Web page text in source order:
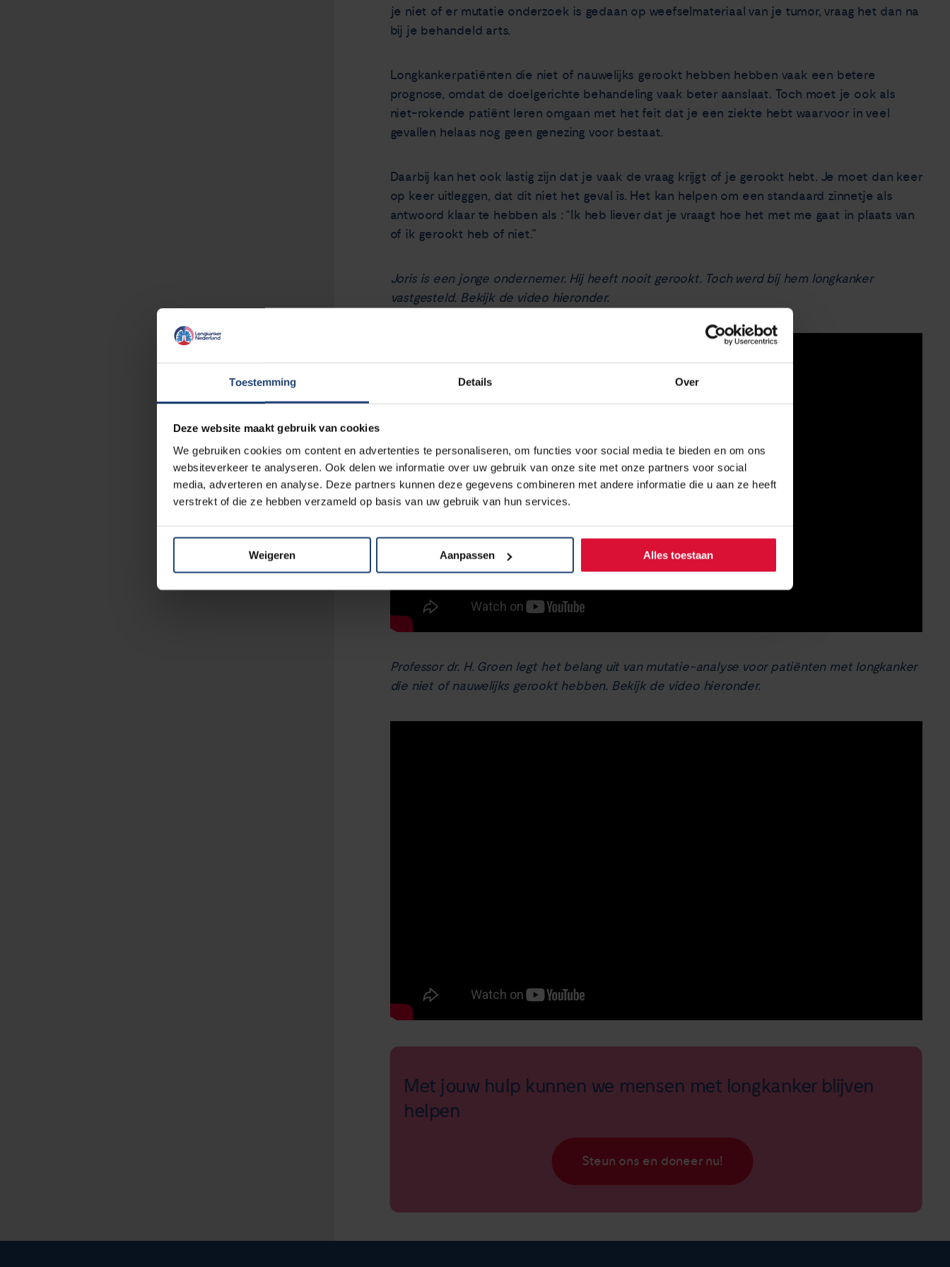
Toestemming Details Over
Deze website maakt gebruik van cookies
We gebruiken cookies om content en advertenties te personaliseren, om functies voor social media te bieden en om ons
websiteverkeer te analyseren. Ook delen we informatie over uw gebruik van onze site met onze partners voor social
media, adverteren en analyse. Deze partners kunnen deze gegevens combineren met andere informatie die u aan ze heeft
verstrekt of die ze hebben verzameld op basis van uw gebruik van hun services.
Weigeren Aanpassen Alles toestaan
je niet of er mutatie onderzoek is gedaan op weefselmateriaal van je tumor, vraag het dan na
bij je behandeld arts.
Longkankerpatiënten die niet of nauwelijks gerookt hebben hebben vaak een betere
prognose, omdat de doelgerichte behandeling vaak beter aanslaat. Toch moet je ook als
niet-rokende patiënt leren omgaan met het feit dat je een ziekte hebt waarvoor in veel
gevallen helaas nog geen genezing voor bestaat.
Daarbij kan het ook lastig zijn dat je vaak de vraag krijgt of je gerookt hebt. Je moet dan keer
op keer uitleggen, dat dit niet het geval is. Het kan helpen om een standaard zinnetje als
antwoord klaar te hebben als : “Ik heb liever dat je vraagt hoe het met me gaat in plaats van
of ik gerookt heb of niet.”
Joris is een jonge ondernemer. Hij heeft nooit gerookt. Toch werd bij hem longkanker
vastgesteld. Bekijk de video hieronder.
Professor dr. H. Groen legt het belang uit van mutatie-analyse voor patiënten met longkanker
die niet of nauwelijks gerookt hebben. Bekijk de video hieronder.
Met jouw hulp kunnen we mensen met longkanker blijven
helpen
Steun ons en doneer nu!